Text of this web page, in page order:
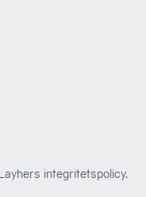
integritetspolicy.